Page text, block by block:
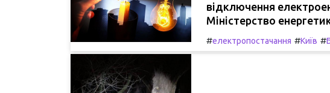
відключення
Міністерство
#електропостачання #Київ #